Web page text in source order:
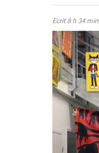
Ecrit8 h 34 min